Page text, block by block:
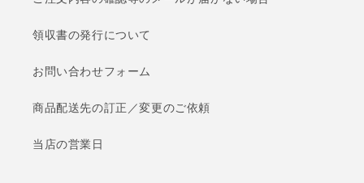
領収書の発行について
お問い合わせフォーム
商品配送先の訂正／変更のご依頼
当店の営業日